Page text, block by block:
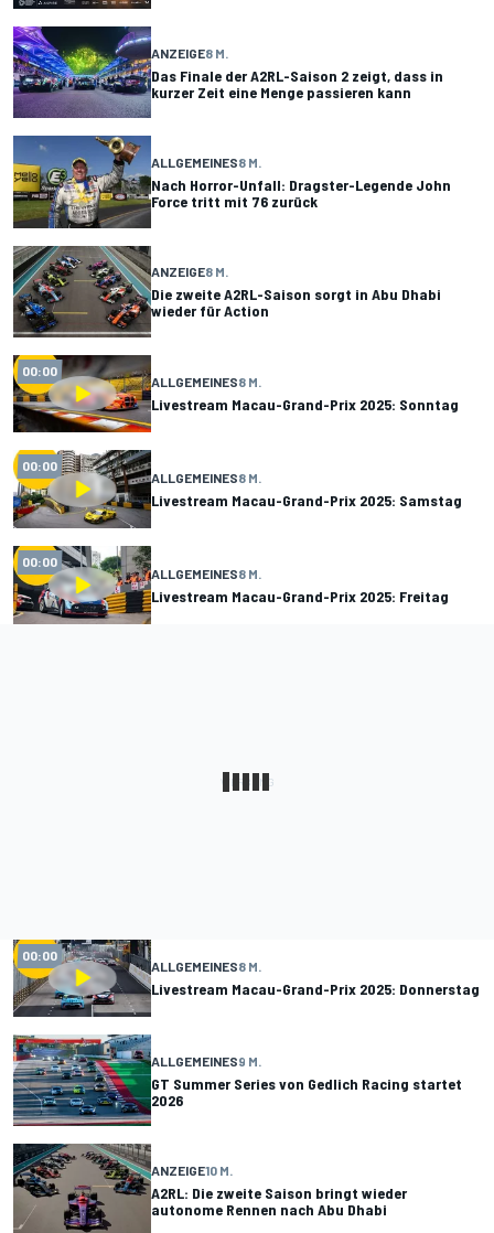
ANZEIGE8 M.
Das Finale der A2RL-Saison 2 zeigt, dass in
kurzer Zeit eine Menge passieren kann
ALLGEMEINES8 M.
Nach Horror-Unfall: Dragster-Legende John
Force tritt mit 76 zurück
ANZEIGE8 M.
Die zweite A2RL-Saison sorgt in Abu Dhabi
wieder für Action
00:00
ALLGEMEINES8 M.
Livestream Macau-Grand-Prix 2025: Sonntag
00:00
ALLGEMEINES8 M.
Livestream Macau-Grand-Prix 2025: Samstag
00:00
ALLGEMEINES8 M.
Livestream Macau-Grand-Prix 2025: Freitag
00:00
ALLGEMEINES8 M.
Livestream Macau-Grand-Prix 2025: Donnerstag
ALLGEMEINES9 M.
GT Summer Series von Gedlich Racing startet
2026
ANZEIGE10 M.
A2RL: Die zweite Saison bringt wieder
autonome Rennen nach Abu Dhabi